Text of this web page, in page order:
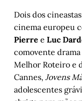
Dois dos
cinema europeu
Pierre e Luc
comovente
Melhor Roteiro e
Cannes, Jovens
adolescentes